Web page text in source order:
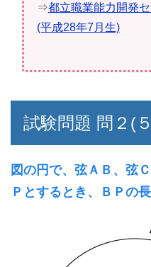
⇒都立職業能力開発
(平成28年7月生)
試験問題 問２(
図の円で、弦ＡＢ、弦
Ｐとするとき、ＢＰの